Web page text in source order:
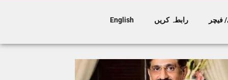
فیچر رابطہ کریں English